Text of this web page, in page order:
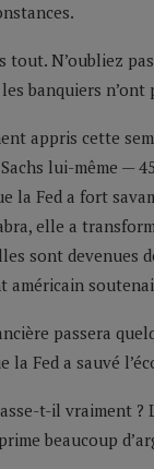
tout. N’oubliez
les banquiers
appris cette
lui-même —
la Fed a fort
elle a
sont
américain
passera
la Fed a sauvé
t-il vraiment ?
beaucoup